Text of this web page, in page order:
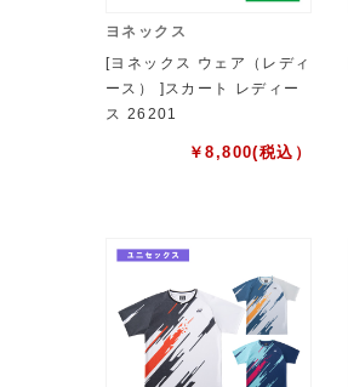
ヨネックス
[ヨネックス ウェア（レディ
ース） ]スカート レディー
ス 26201
￥8,800(税込）